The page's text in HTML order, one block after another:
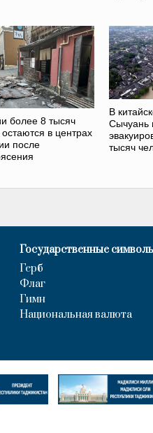
более 8 тысяч
остаются в центрах
после
В
Сычуань
тысяч
Государственные
Герб
Флаг
Гимн
Национальная валюта